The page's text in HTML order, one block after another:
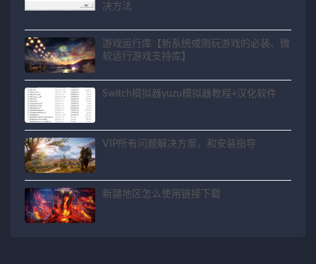
决方法
游戏运行库【新系统或刚玩游戏的必装、微
软运行游戏支持库】
Switch模拟器yuzu模拟器教程+汉化软件
VIP所有问题解决方案，和安装指导
新疆地区怎么使用链接下载